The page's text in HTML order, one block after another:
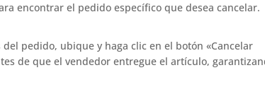
encontrar el pedido específico que desea cancelar.
pedido, ubique y haga clic en el botón «Cancelar
de que el vendedor entregue el artículo,